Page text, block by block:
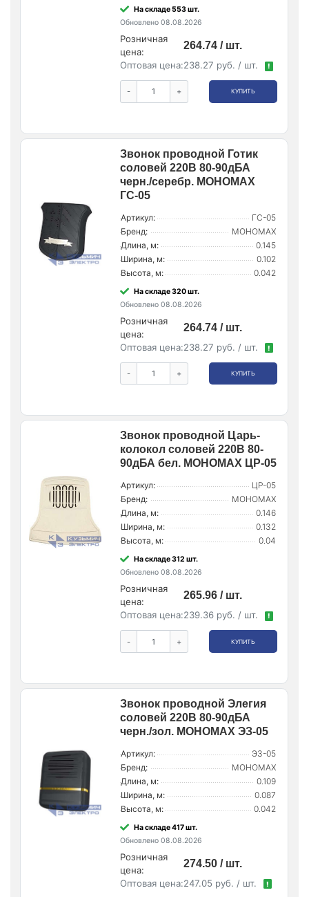
На складе 553 шт.
Обновлено 08.08.2026
Розничная
цена:
264.74 / шт.
Оптовая цена:238.27 руб. / шт. !
- + КУПИТЬ
Звонок проводной Готик
соловей 220В 80-90дБА
черн./серебр. МОНОМАХ
ГС-05
Артикул:
ГС-05
Бренд:
МОНОМАХ
Длина, м:
0.145
Ширина, м:
0.102
Высота, м:
0.042
На складе 320 шт.
Обновлено 08.08.2026
Розничная
цена:
264.74 / шт.
Оптовая цена:238.27 руб. / шт. !
- + КУПИТЬ
Звонок проводной Царь-
колокол соловей 220В 80-
90дБА бел. МОНОМАХ ЦР-05
Артикул:
ЦР-05
Бренд:
МОНОМАХ
Длина, м:
0.146
Ширина, м:
0.132
Высота, м:
0.04
На складе 312 шт.
Обновлено 08.08.2026
Розничная
цена:
265.96 / шт.
Оптовая цена:239.36 руб. / шт. !
- + КУПИТЬ
Звонок проводной Элегия
соловей 220В 80-90дБА
черн./зол. МОНОМАХ ЭЗ-05
Артикул:
ЭЗ-05
Бренд:
МОНОМАХ
Длина, м:
0.109
Ширина, м:
0.087
Высота, м:
0.042
На складе 417 шт.
Обновлено 08.08.2026
Розничная
цена:
274.50 / шт.
Оптовая цена:247.05 руб. / шт. !